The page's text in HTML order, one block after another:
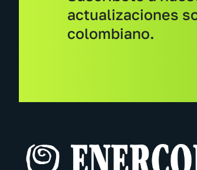
actualizaciones
colombiano.